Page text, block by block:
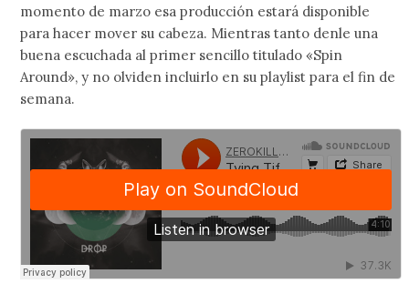
momento de marzo esa producción estará disponible
para hacer mover su cabeza. Mientras tanto denle una
buena escuchada al primer sencillo titulado «Spin
Around», y no olviden incluirlo en su playlist para el fin de
semana.